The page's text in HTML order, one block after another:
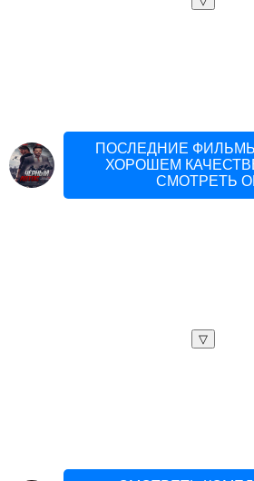
ПОСЛЕДНИЕ
ХОРОШЕМ
СМОТРЕТЬ
▽